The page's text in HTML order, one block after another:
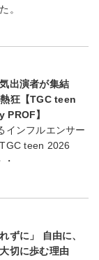
。
出演者が集結
狂【TGC teen
】
インフルエンサー
teen 2026
ずに」 自由に、
切に歩む理由